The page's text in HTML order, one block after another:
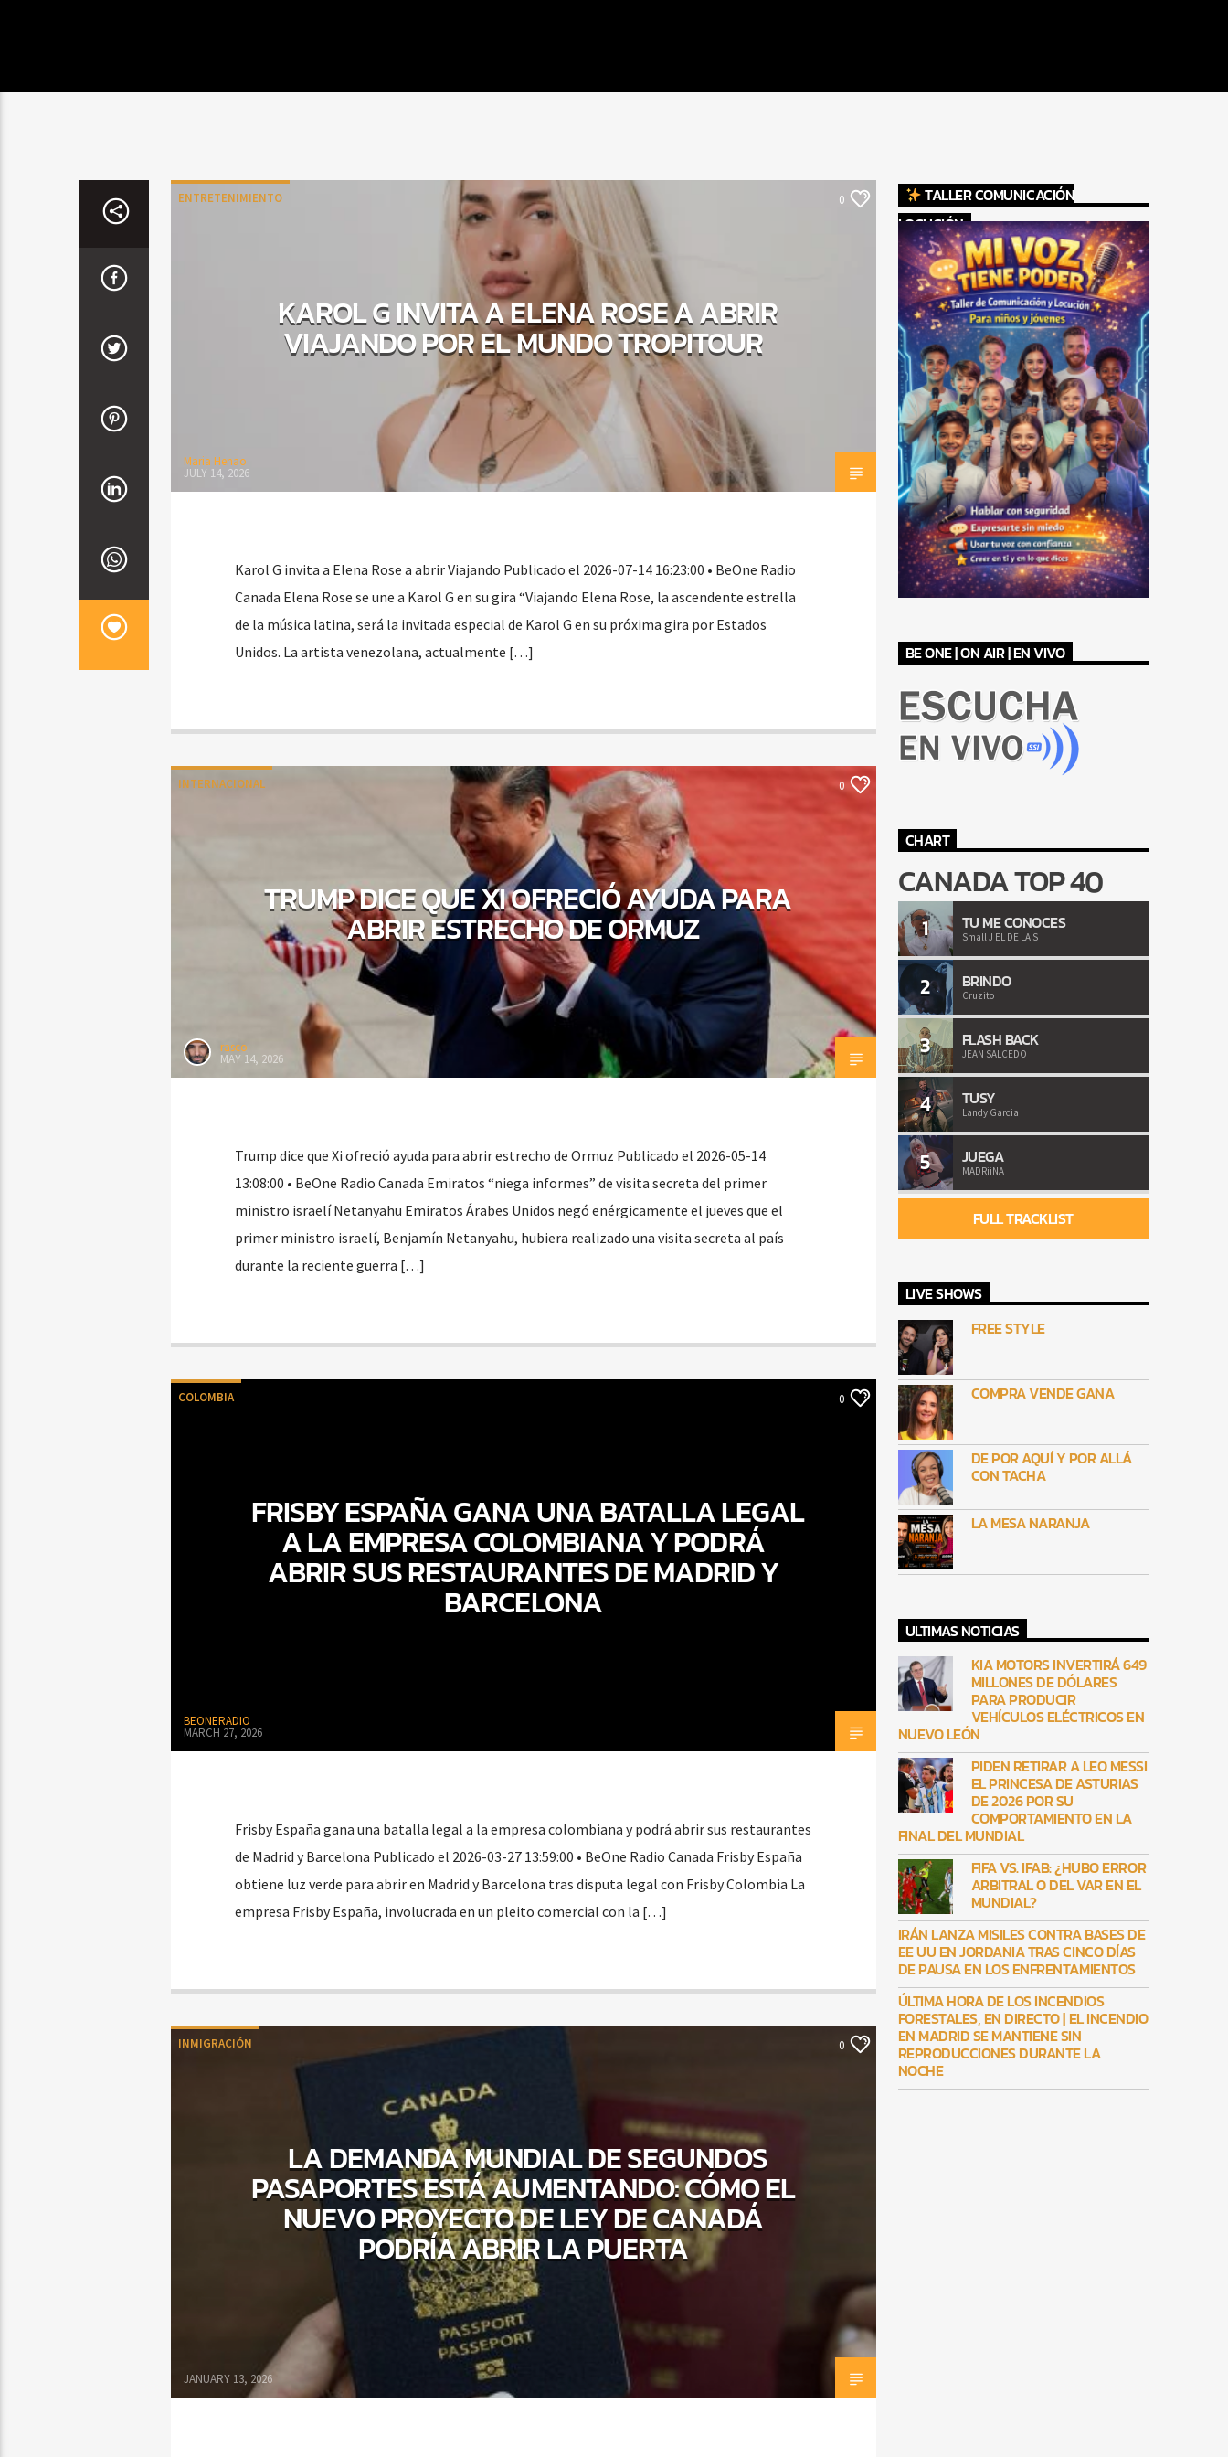
ENTRETENIMIENTO 0
KAROL G INVITA A ELENA ROSE A ABRIR
VIAJANDO POR EL MUNDO TROPITOUR
Maria Henao
JULY 14, 2026
Karol G invita a Elena Rose a abrir Viajando Publicado el 2026-07-14 16:23:00 • BeOne Radio
Canada Elena Rose se une a Karol G en su gira “Viajando Elena Rose, la ascendente estrella
de la música latina, será la invitada especial de Karol G en su próxima gira por Estados
Unidos. La artista venezolana, actualmente […]
INTERNACIONAL 0
TRUMP DICE QUE XI OFRECIÓ AYUDA PARA
ABRIR ESTRECHO DE ORMUZ
rasco
MAY 14, 2026
Trump dice que Xi ofreció ayuda para abrir estrecho de Ormuz Publicado el 2026-05-14
13:08:00 • BeOne Radio Canada Emiratos “niega informes” de visita secreta del primer
ministro israelí Netanyahu Emiratos Árabes Unidos negó enérgicamente el jueves que el
primer ministro israelí, Benjamín Netanyahu, hubiera realizado una visita secreta al país
durante la reciente guerra […]
COLOMBIA 0
FRISBY ESPAÑA GANA UNA BATALLA LEGAL
A LA EMPRESA COLOMBIANA Y PODRÁ
ABRIR SUS RESTAURANTES DE MADRID Y
BARCELONA
BEONERADIO
MARCH 27, 2026
Frisby España gana una batalla legal a la empresa colombiana y podrá abrir sus restaurantes
de Madrid y Barcelona Publicado el 2026-03-27 13:59:00 • BeOne Radio Canada Frisby España
obtiene luz verde para abrir en Madrid y Barcelona tras disputa legal con Frisby Colombia La
empresa Frisby España, involucrada en un pleito comercial con la […]
INMIGRACIÓN 0
LA DEMANDA MUNDIAL DE SEGUNDOS
PASAPORTES ESTÁ AUMENTANDO: CÓMO EL
NUEVO PROYECTO DE LEY DE CANADÁ
PODRÍA ABRIR LA PUERTA
JANUARY 13, 2026
TALLER COMUNICACIÓN
LOCUCIÓN
BE ONE | ON AIR | EN VIVO
CHART
CANADA TOP 40
1 TU ME CONOCES
Small J EL DE LA S
2 BRINDO
Cruzito
3 FLASH BACK
JEAN SALCEDO
4 TUSY
Landy Garcia
5 JUEGA
MADRiiNA
FULL TRACKLIST
LIVE SHOWS
FREE STYLE
COMPRA VENDE GANA
DE POR AQUÍ Y POR ALLÁ
CON TACHA
LA MESA NARANJA
ULTIMAS NOTICIAS
KIA MOTORS INVERTIRÁ 649
MILLONES DE DÓLARES
PARA PRODUCIR
VEHÍCULOS ELÉCTRICOS EN
NUEVO LEÓN
PIDEN RETIRAR A LEO MESSI
EL PRINCESA DE ASTURIAS
DE 2026 POR SU
COMPORTAMIENTO EN LA
FINAL DEL MUNDIAL
FIFA VS. IFAB: ¿HUBO ERROR
ARBITRAL O DEL VAR EN EL
MUNDIAL?
IRÁN LANZA MISILES CONTRA BASES DE
EE UU EN JORDANIA TRAS CINCO DÍAS
DE PAUSA EN LOS ENFRENTAMIENTOS
ÚLTIMA HORA DE LOS INCENDIOS
FORESTALES, EN DIRECTO | EL INCENDIO
EN MADRID SE MANTIENE SIN
REPRODUCCIONES DURANTE LA
NOCHE